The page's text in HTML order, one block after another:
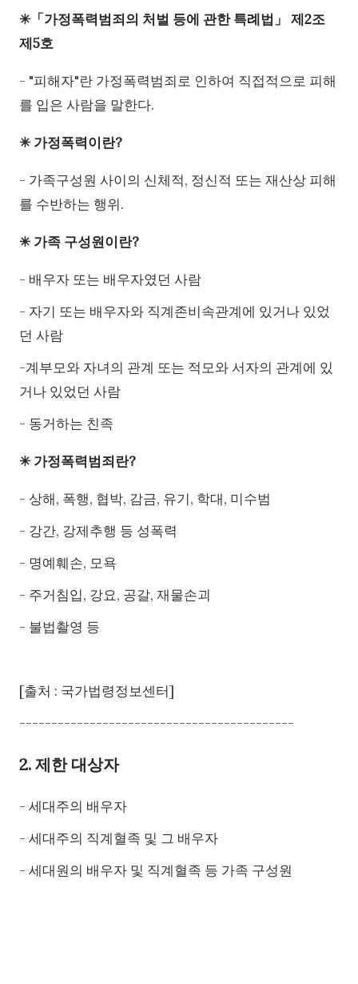
✳「가정폭력범죄의 처벌 등에 관한 특례법」 제2조
제5호
- "피해자"란 가정폭력범죄로 인하여 직접적으로 피해
를 입은 사람을 말한다.
✳ 가정폭력이란?
- 가족구성원 사이의 신체적, 정신적 또는 재산상 피해
를 수반하는 행위.
✳ 가족 구성원이란?
- 배우자 또는 배우자였던 사람
- 자기 또는 배우자와 직계존비속관계에 있거나 있었
던 사람
-계부모와 자녀의 관계 또는 적모와 서자의 관계에 있
거나 있었던 사람
- 동거하는 친족
✳ 가정폭력범죄란?
- 상해, 폭행, 협박, 감금, 유기, 학대, 미수범
- 강간, 강제추행 등 성폭력
- 명예훼손, 모욕
- 주거침입, 강요, 공갈, 재물손괴
- 불법촬영 등
[출처 : 국가법령정보센터]
-------------------------------------------
2. 제한 대상자
- 세대주의 배우자
- 세대주의 직계혈족 및 그 배우자
- 세대원의 배우자 및 직계혈족 등 가족 구성원